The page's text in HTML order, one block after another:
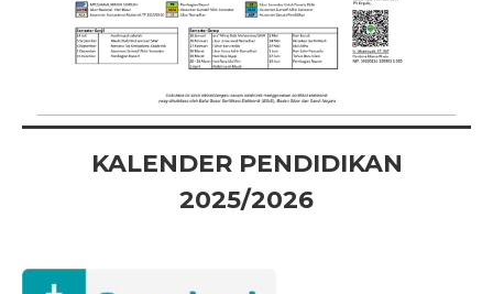
KALENDER PENDIDIKAN
2025/2026